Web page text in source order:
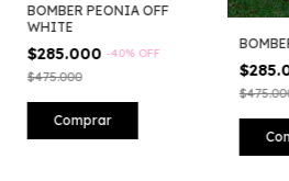
BOMBER PEONIA OFF
WHITE
$285.000 -40% OFF
$475.000
Comprar